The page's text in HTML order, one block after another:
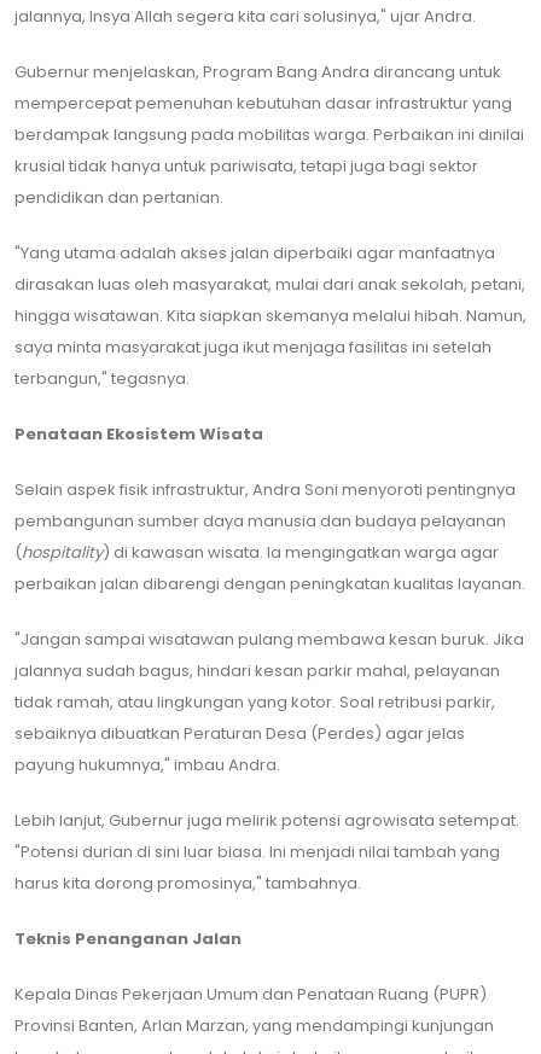
jalannya, Insya Allah segera kita cari solusinya," ujar Andra.
​Gubernur menjelaskan, Program Bang Andra dirancang untuk
mempercepat pemenuhan kebutuhan dasar infrastruktur yang
berdampak langsung pada mobilitas warga. Perbaikan ini dinilai
krusial tidak hanya untuk pariwisata, tetapi juga bagi sektor
pendidikan dan pertanian.
​"Yang utama adalah akses jalan diperbaiki agar manfaatnya
dirasakan luas oleh masyarakat, mulai dari anak sekolah, petani,
hingga wisatawan. Kita siapkan skemanya melalui hibah. Namun,
saya minta masyarakat juga ikut menjaga fasilitas ini setelah
terbangun," tegasnya.
Penataan Ekosistem Wisata
​Selain aspek fisik infrastruktur, Andra Soni menyoroti pentingnya
pembangunan sumber daya manusia dan budaya pelayanan
(hospitality) di kawasan wisata. Ia mengingatkan warga agar
perbaikan jalan dibarengi dengan peningkatan kualitas layanan.
​"Jangan sampai wisatawan pulang membawa kesan buruk. Jika
jalannya sudah bagus, hindari kesan parkir mahal, pelayanan
tidak ramah, atau lingkungan yang kotor. Soal retribusi parkir,
sebaiknya dibuatkan Peraturan Desa (Perdes) agar jelas
payung hukumnya," imbau Andra.
​Lebih lanjut, Gubernur juga melirik potensi agrowisata setempat.
"Potensi durian di sini luar biasa. Ini menjadi nilai tambah yang
harus kita dorong promosinya," tambahnya.
Teknis Penanganan Jalan
​Kepala Dinas Pekerjaan Umum dan Penataan Ruang (PUPR)
Provinsi Banten, Arlan Marzan, yang mendampingi kunjungan